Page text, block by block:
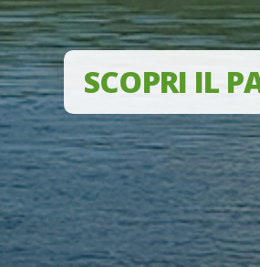
SCOPRI IL